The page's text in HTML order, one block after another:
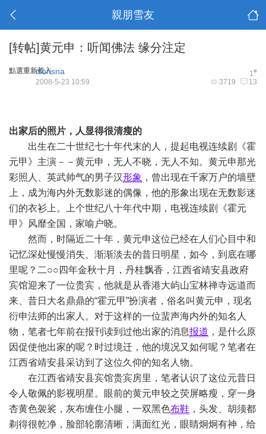
親朋雪友
[转帖]黄元申：听闻佛法 缘分注定
點選重新載入 1#
clorisna
3719 13
2008-5-23 10:59
出家后的照片，人显得很清瘦的
出生在二十世纪七十年代末的人，提起电视连续剧《霍
元甲》主演－－黄元申，无人不晓，无人不知。黄元申那光
彩照人、英武帅气的男子汉形象 ，曾出现在千家万户的墙壁
上，成为海内外无数影迷的偶像，他的形象出现在无数影迷
们的衣衫上。上个世纪八十年代中期，电视连续剧《霍元
甲》风靡全国，家喻户晓。
然而，时隔近二十年，黄元申这位已经在人们心目中和
记忆深处慢慢消失、渐渐淡去的昔日明星，如今，到底在哪
里呢？二○○四年金秋十月，丹桂飘香，江西省靖安县政府
宾馆迎来了一位贵宾，他就是从香港大屿山宝林禅寺远道而
来、昔日大名鼎鼎的“霍元甲”扮演者，俗名叫黄元申，现名
衍申法师的出家人。对于这样的一位蜚声海内外的知名人
物，笔者七年前在报刊读到过他出家的消息报道 ，是什么原
因促使他出家的呢？时过境迁，他的境况又如何呢？笔者在
江西省靖安县采访到了这位久仰的知名人物。
在江西省靖安县宾馆贵宾房里，笔者认识了这位元昔日
令人敬佩的影视明星。眼前的黄元申较之荧屏略瘦，穿一身
杏黄色袈裟，灰布缠住小腿，一双黑色布鞋 ，头发、胡须都
剃得很乾净，脸部轮廓清晰，满面红光，眼睛炯炯有神，给